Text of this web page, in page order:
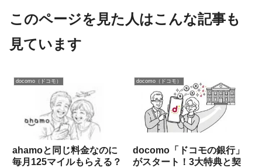
このページを見た人はこんな記事も
見ています
docomo（ドコモ）
ahamoと同じ料金なのに
毎月125マイルもらえる？
docomo（ドコモ）
docomo「ドコモの銀行」
がスタート！3大特典と契